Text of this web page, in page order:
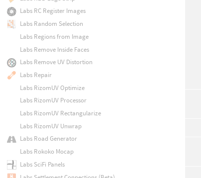
Labs RC Register Images
Labs Random Selection
Labs Regions from Image
Labs Remove Inside Faces
Labs Remove UV Distortion
Labs Repair
Labs RizomUV Optimize
Labs RizomUV Processor
Labs RizomUV Rectangularize
Labs RizomUV Unwrap
Labs Road Generator
Labs Rokoko Mocap
Labs SciFi Panels